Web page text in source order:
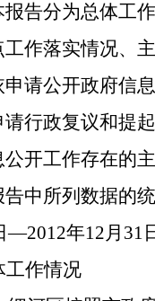
告分为总体工
作落实情况、
请公开政府信
请行政复议和提
开工作存在的
中所列数据的
—2012年12月 31
工作情况